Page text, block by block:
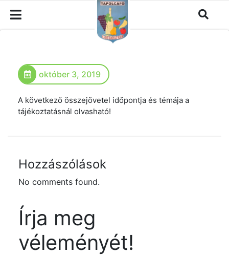
október 3, 2019
A következő összejövetel időpontja és témája a
tájékoztatásnál olvasható!
Hozzászólások
No comments found.
Írja meg
véleményét!